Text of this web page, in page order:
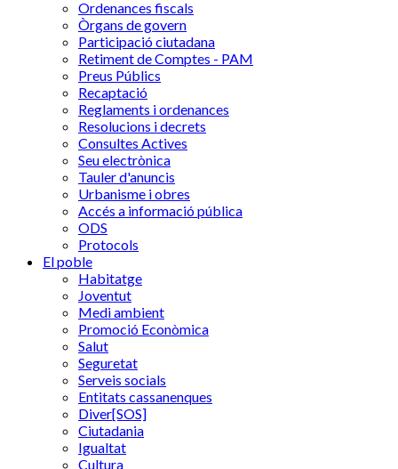
Ordenances fiscals
Òrgans de govern
Participació ciutadana
Retiment de Comptes - PAM
Preus Públics
Recaptació
Reglaments i ordenances
Resolucions i decrets
Consultes Actives
Seu electrònica
Tauler d'anuncis
Urbanisme i obres
Accés a informació pública
ODS
Protocols
El poble
Habitatge
Joventut
Medi ambient
Promoció Econòmica
Salut
Seguretat
Serveis socials
Entitats cassanenques
Diver[SOS]
Ciutadania
Igualtat
Cultura